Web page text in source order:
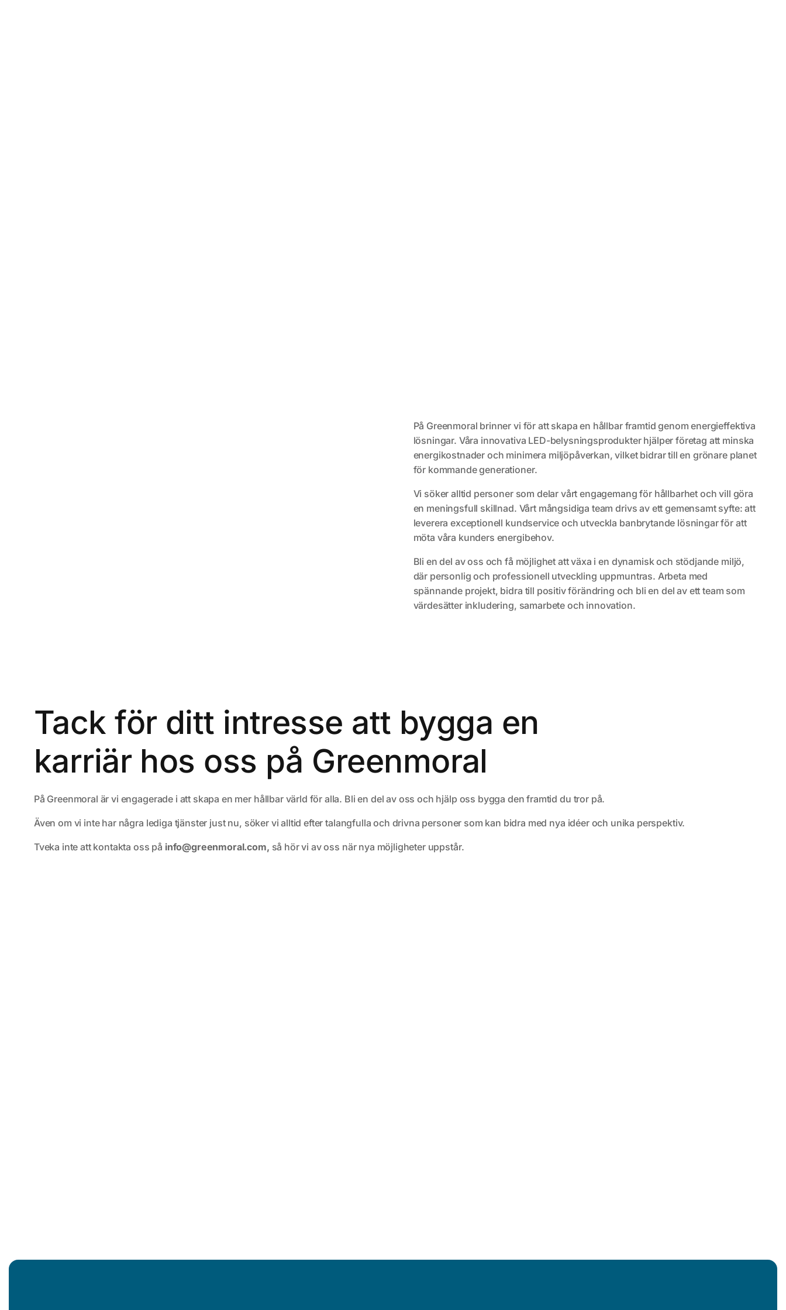
På Greenmoral brinner vi för att skapa en hållbar framtid genom energieffektiva
lösningar. Våra innovativa LED-belysningsprodukter hjälper företag att minska
energikostnader och minimera miljöpåverkan, vilket bidrar till en grönare planet
för kommande generationer.
Vi söker alltid personer som delar vårt engagemang för hållbarhet och vill göra
en meningsfull skillnad. Vårt mångsidiga team drivs av ett gemensamt syfte: att
leverera exceptionell kundservice och utveckla banbrytande lösningar för att
möta våra kunders energibehov.
Bli en del av oss och få möjlighet att växa i en dynamisk och stödjande miljö,
där personlig och professionell utveckling uppmuntras. Arbeta med
spännande projekt, bidra till positiv förändring och bli en del av ett team som
värdesätter inkludering, samarbete och innovation.
Tack för ditt intresse att bygga en
karriär hos oss på Greenmoral
På Greenmoral är vi engagerade i att skapa en mer hållbar värld för alla. Bli en del av oss och hjälp oss bygga den framtid du tror på.
Även om vi inte har några lediga tjänster just nu, söker vi alltid efter talangfulla och drivna personer som kan bidra med nya idéer och unika perspektiv.
Tveka inte att kontakta oss på info@greenmoral.com, så hör vi av oss när nya möjligheter uppstår.